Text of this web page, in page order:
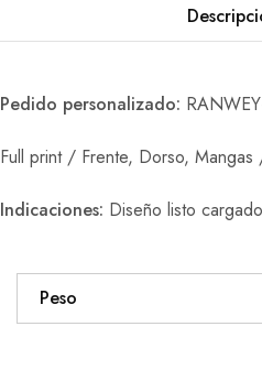
Pedido personalizado:
Full print / Frente, Dorso,
Indicaciones: Diseño listo
Peso